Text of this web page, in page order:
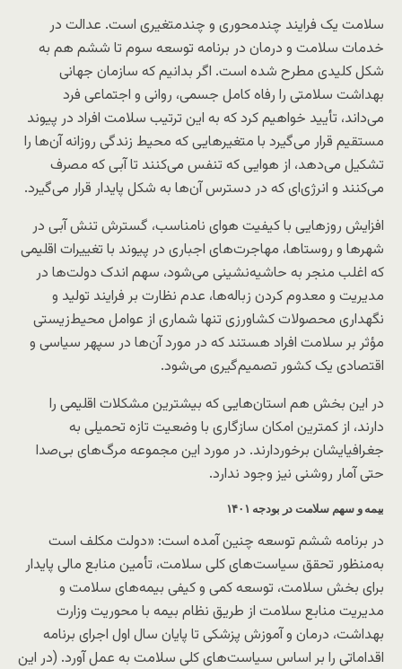
سلامت یک فرایند چندمحوری و چندمتغیری است. عدالت در
خدمات سلامت و درمان در برنامه توسعه سوم تا ششم هم به
شکل کلیدی مطرح شده است. اگر بدانیم که سازمان جهانی
بهداشت سلامتی را رفاه کامل جسمی، روانی و اجتماعی فرد
می‌داند، تأیید خواهیم کرد که به این ترتیب سلامت افراد در پیوند
مستقیم قرار می‌گیرد با متغیرهایی که محیط زندگی روزانه آن‌ها را
تشکیل می‌دهد، از هوایی که تنفس می‌کنند تا آبی که مصرف
می‌کنند و انرژی‌ای که در دسترس آن‌ها به شکل پایدار قرار می‌گیرد.
افزایش روزهایی با کیفیت هوای نامناسب، گسترش تنش آبی در
شهرها و روستاها، مهاجرت‌های اجباری در پیوند با تغییرات اقلیمی
که اغلب منجر به حاشیه‌نشینی می‌شود، سهم اندک دولت‌ها در
مدیریت و معدوم کردن زباله‌ها، عدم نظارت بر فرایند تولید و
نگهداری محصولات کشاورزی تنها شماری از عوامل محیط‌زیستی
مؤثر بر سلامت افراد هستند که در مورد آن‌ها در سپهر سیاسی و
اقتصادی یک کشور تصمیم‌گیری می‌شود.
در این بخش هم استان‌هایی که بیشترین مشکلات اقلیمی را
دارند، از کمترین امکان سازگاری با وضعیت تازه تحمیلی به
جغرافیایشان برخوردارند. در مورد این مجموعه مرگ‌های بی‌صدا
حتی آمار روشنی نیز وجود ندارد.
بیمه وسهم سلامت در بودجه ۱۴۰۱
در برنامه ششم توسعه چنین آمده است: «دولت مکلف است
به‌منظور تحقق سیاست‌های کلی سلامت، تأمین منابع مالی پایدار
برای بخش سلامت، توسعه کمی و کیفی بیمه‌های سلامت و
مدیریت منابع سلامت از طریق نظام بیمه با محوریت وزارت
بهداشت، درمان و آموزش پزشکی تا پایان سال اول اجرای برنامه
اقداماتی را بر اساس سیاست‌های کلی سلامت به عمل آورد. (در این